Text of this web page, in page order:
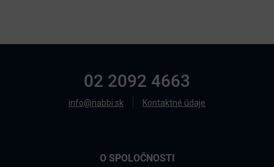
02 2092 4663
info@nabbi.sk Kontaktné údaje
O SPOLOČNOSTI